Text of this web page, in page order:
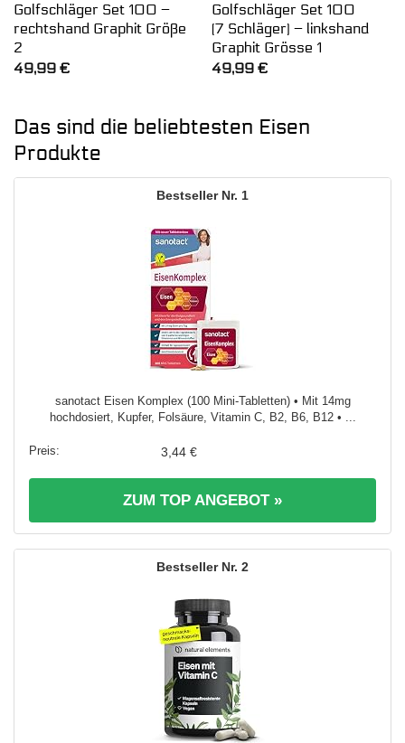
Golfschläger Set 100 –
rechtshand Graphit Größe
2
49,99 €
Golfschläger Set 100
(7 Schläger) – linkshand
Graphit Grösse 1
49,99 €
Das sind die beliebtesten Eisen
Produkte
1
sanotact Eisen Komplex (100 Mini-Tabletten) • Mit 14mg
hochdosiert, Kupfer, Folsäure, Vitamin C, B2, B6, B12 • ...
3,44 €
ZUM TOP ANGEBOT »
2